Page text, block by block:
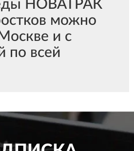
НОВАТРАК
можно
и с
по всей